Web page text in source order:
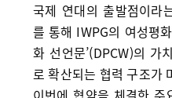
국제 연대의 출발점이라
를 통해 IWPG의 여성평
화 선언문’(DPCW)의 가
로 확산되는 협력 구조가